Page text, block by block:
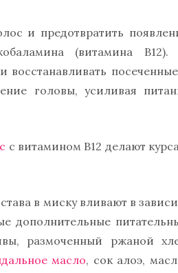
и предотвратить
(витамина
восстанавливать
головы, усиливая
с витамином В12 делают
в миску вливают в
дополнительные
размоченный ржаной
масло, сок алоэ,